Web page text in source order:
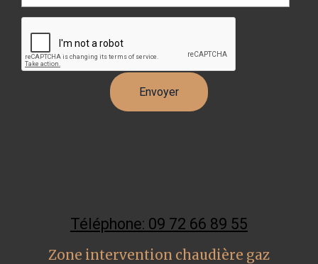
Téléphone: 09 72 66 89 55
Zone intervention chaudière gaz